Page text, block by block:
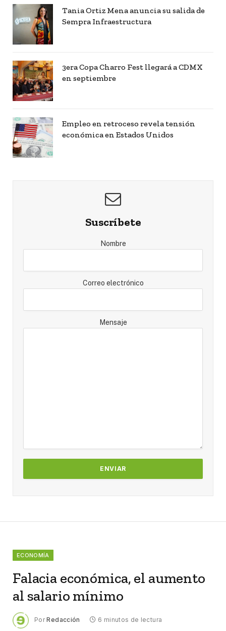
Tania Ortiz Mena anuncia su salida de
Sempra Infraestructura
3era Copa Charro Fest llegará a CDMX
en septiembre
Empleo en retroceso revela tensión
económica en Estados Unidos
Suscríbete
Nombre
Correo electrónico
Mensaje
ECONOMÍA
Falacia económica, el aumento
al salario mínimo
Por Redacción 6 minutos de lectura